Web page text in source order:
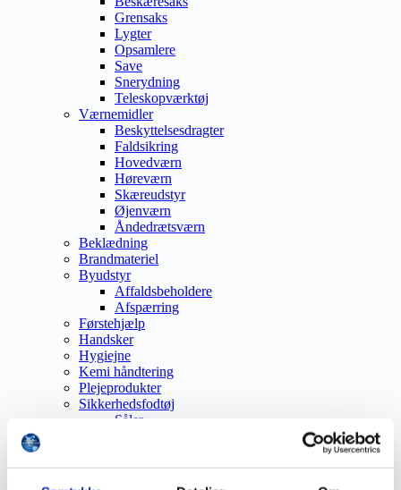
Grensaks
Lygter
Opsamlere
Save
Snerydning
Teleskopværktøj
Værnemidler
Beskyttelsesdragter
Faldsikring
Hovedværn
Høreværn
Skæreudstyr
Øjenværn
Åndedrætsværn
Beklædning
Brandmateriel
Byudstyr
Affaldsbeholdere
Afspærring
Førstehjælp
Handsker
Hygiejne
Kemi håndtering
Plejeprodukter
Sikkerhedsfodtøj
Såler
Støvler